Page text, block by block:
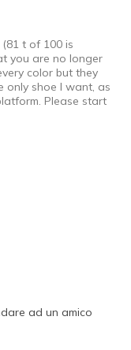
t of 100 is
you are no longer
color but they
only shoe I want, as
Please start
ad un amico